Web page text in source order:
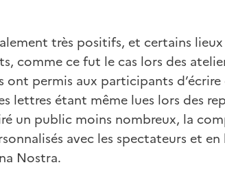
très positifs, et certains
comme ce fut le cas lors des
ont permis aux participants
lettres étant même lues lors des
un public moins nombreux, la
avec les spectateurs et
Nostra.